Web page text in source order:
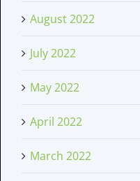
August 2022
July 2022
May 2022
April 2022
March 2022